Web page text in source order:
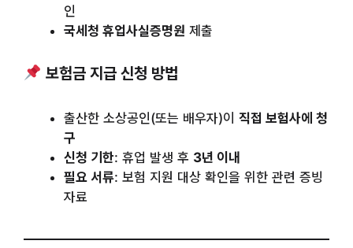
인
국세청 휴업사실증명원 제출
보험금 지급 신청 방법
출산한 소상공인(또는 배우자)이 직접 보험사에 청
구
신청 기한: 휴업 발생 후 3년 이내
필요 서류: 보험 지원 대상 확인을 위한 관련 증빙
자료